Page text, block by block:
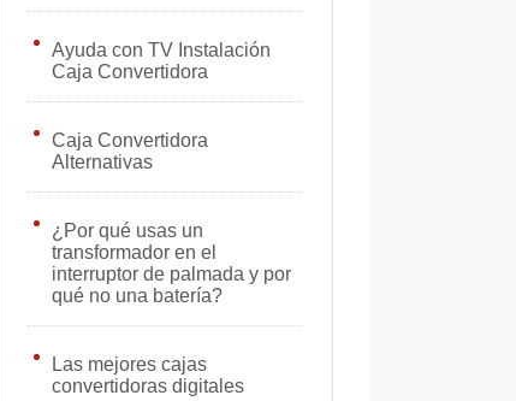
Ayuda con TV Instalación
Caja Convertidora
Caja Convertidora
Alternativas
¿Por qué usas un
transformador en el
interruptor de palmada y por
qué no una batería?
Las mejores cajas
convertidoras digitales